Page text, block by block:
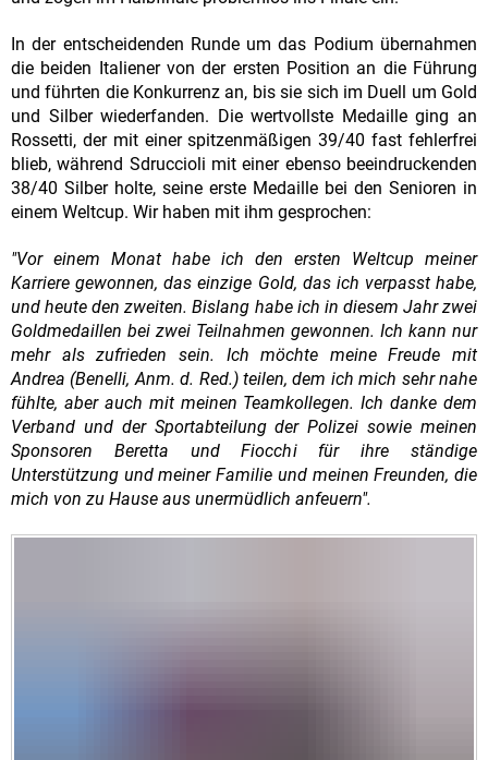
In der entscheidenden Runde um das Podium übernahmen
die beiden Italiener von der ersten Position an die Führung
und führten die Konkurrenz an, bis sie sich im Duell um Gold
und Silber wiederfanden. Die wertvollste Medaille ging an
Rossetti, der mit einer spitzenmäßigen 39/40 fast fehlerfrei
blieb, während Sdruccioli mit einer ebenso beeindruckenden
38/40 Silber holte, seine erste Medaille bei den Senioren in
einem Weltcup. Wir haben mit ihm gesprochen:
"Vor einem Monat habe ich den ersten Weltcup meiner
Karriere gewonnen, das einzige Gold, das ich verpasst habe,
und heute den zweiten. Bislang habe ich in diesem Jahr zwei
Goldmedaillen bei zwei Teilnahmen gewonnen. Ich kann nur
mehr als zufrieden sein. Ich möchte meine Freude mit
Andrea (Benelli, Anm. d. Red.) teilen, dem ich mich sehr nahe
fühlte, aber auch mit meinen Teamkollegen. Ich danke dem
Verband und der Sportabteilung der Polizei sowie meinen
Sponsoren Beretta und Fiocchi für ihre ständige
Unterstützung und meiner Familie und meinen Freunden, die
mich von zu Hause aus unermüdlich anfeuern".